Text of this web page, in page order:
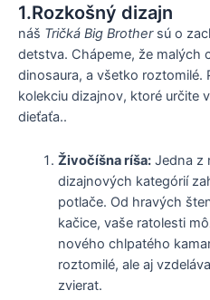
1.Rozkošný dizajn
náš Tričká Big Brothersú o
detstva. Chápeme, že malých
dinosaura, a všetko roztomilé.
kolekciu dizajnov, ktoré určite
dieťaťa..
Živočíšna ríša:Jedna z
dizajnových kategórií
potlače. Od hravých
kačice, vaše ratolesti
nového chlpatého
roztomilé, ale aj
zvierat.